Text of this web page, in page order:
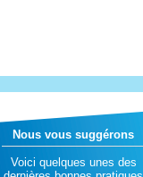
Nous vous suggérons
Voici quelques unes des